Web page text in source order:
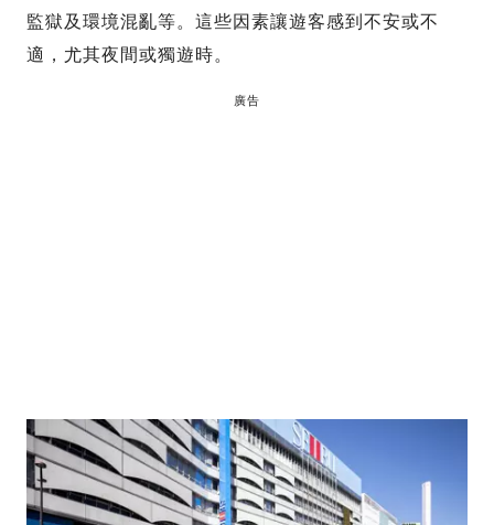
監獄及環境混亂等。這些因素讓遊客感到不安或不
適，尤其夜間或獨遊時。
廣告